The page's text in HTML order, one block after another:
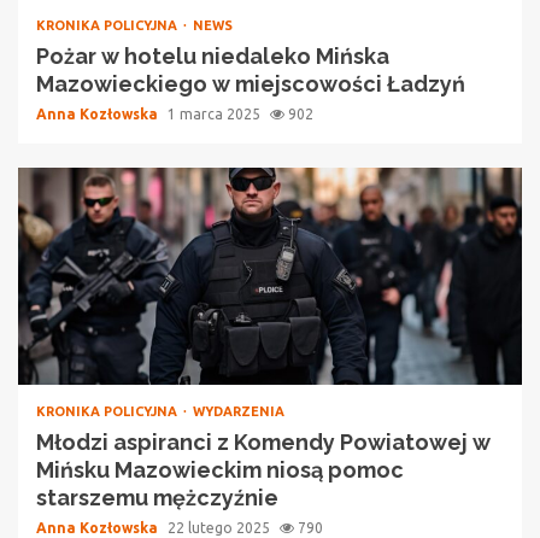
KRONIKA POLICYJNA NEWS
Pożar w hotelu niedaleko Mińska
Mazowieckiego w miejscowości Ładzyń
Anna Kozłowska 1 marca 2025 902
KRONIKA POLICYJNA WYDARZENIA
Młodzi aspiranci z Komendy Powiatowej w
Mińsku Mazowieckim niosą pomoc
starszemu mężczyźnie
Anna Kozłowska 22 lutego 2025 790